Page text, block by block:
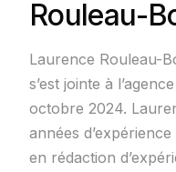
Rouleau-
Laurence Rouleau-
s’est jointe à
octobre 2024.
années
en rédaction